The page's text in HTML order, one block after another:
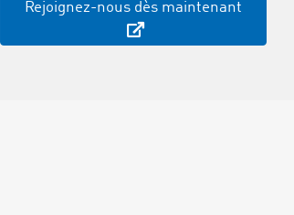
Rejoignez-nous dès maintenant